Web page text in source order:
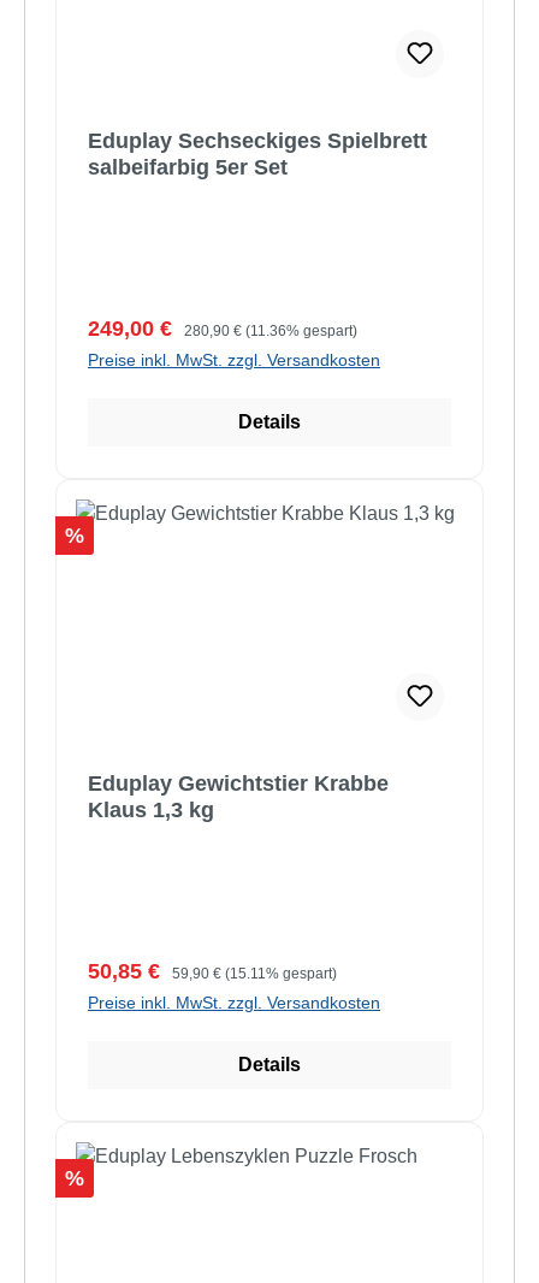
Eduplay Sechseckiges Spielbrett
salbeifarbig 5er Set
Verkaufspreis:
249,00 € Regulärer Preis:
280,90 € (11.36% gespart)
Preise inkl. MwSt. zzgl. Versandkosten
Details
Rabatt
%
Eduplay Gewichtstier Krabbe
Klaus 1,3 kg
Verkaufspreis:
50,85 € Regulärer Preis:
59,90 € (15.11% gespart)
Preise inkl. MwSt. zzgl. Versandkosten
Details
Rabatt
%